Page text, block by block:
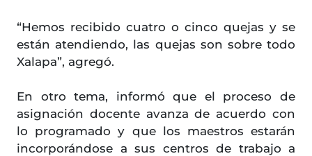
“Hemos recibido cuatro o cinco quejas y se
están atendiendo, las quejas son sobre todo
Xalapa”, agregó.
En otro tema, informó que el proceso de
asignación docente avanza de acuerdo con
lo programado y que los maestros estarán
incorporándose a sus centros de trabajo a